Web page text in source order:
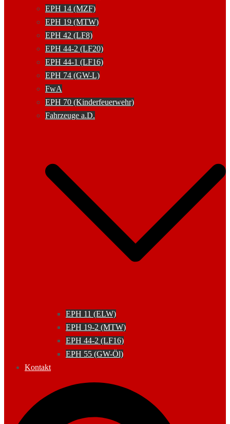
EPH 14 (MZF)
EPH 19 (MTW)
EPH 42 (LF8)
EPH 44-2 (LF20)
EPH 44-1 (LF16)
EPH 74 (GW-L)
FwA
EPH 70 (Kinderfeuerwehr)
Fahrzeuge a.D.
EPH 11 (ELW)
EPH 19-2 (MTW)
EPH 44-2 (LF16)
EPH 55 (GW-Öl)
Kontakt